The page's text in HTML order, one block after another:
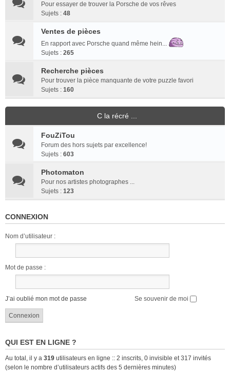
Pour essayer de trouver la Porsche de vos rêves
Sujets : 48
Ventes de pièces
En rapport avec Porsche quand même hein...
Sujets : 265
Recherche pièces
Pour trouver la pièce manquante de votre puzzle favori
Sujets : 160
C la récré ...
FouZiTou
Forum des hors sujets par excellence!
Sujets : 603
Photomaton
Pour nos artistes photographes ...
Sujets : 123
CONNEXION
Nom d’utilisateur :
Mot de passe :
J’ai oublié mon mot de passe Se souvenir de moi
QUI EST EN LIGNE ?
Au total, il y a 319 utilisateurs en ligne :: 2 inscrits, 0 invisible et 317 invités
(selon le nombre d’utilisateurs actifs des 5 dernières minutes)